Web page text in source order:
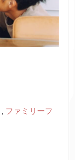
, ファミリーフ